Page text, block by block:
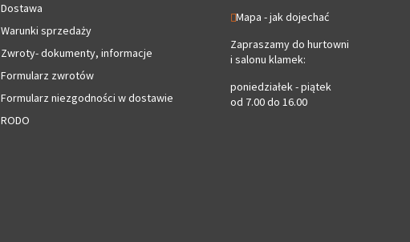
Dostawa
Warunki sprzedaży
Zwroty- dokumenty, informacje
Formularz zwrotów
Formularz niezgodności w dostawie
RODO
Mapa - jak dojechać
Zapraszamy do hurtowni
i salonu klamek:
poniedziałek - piątek
od 7.00 do 16.00